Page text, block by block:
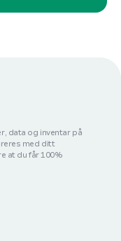
data og inventar på
med ditt
at du får 100%